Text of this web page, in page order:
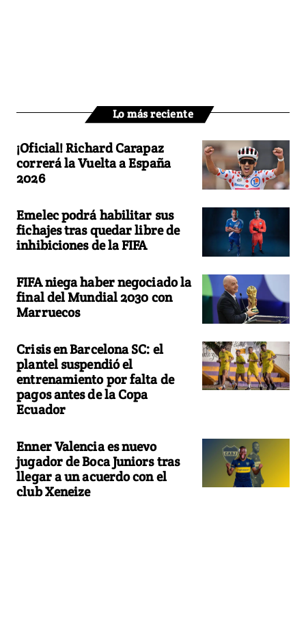
Lo más reciente
¡Oficial! Richard Carapaz
correrá la Vuelta a España
2026
Emelec podrá habilitar sus
fichajes tras quedar libre de
inhibiciones de la FIFA
FIFA niega haber negociado la
final del Mundial 2030 con
Marruecos
Crisis en Barcelona SC: el
plantel suspendió el
entrenamiento por falta de
pagos antes de la Copa
Ecuador
Enner Valencia es nuevo
jugador de Boca Juniors tras
llegar a un acuerdo con el
club Xeneize